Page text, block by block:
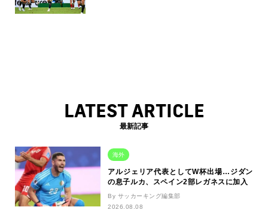
LATEST ARTICLE
最新記事
海外
アルジェリア代表としてW杯出場…ジダン
の息子ルカ、スペイン2部レガネスに加入
By サッカーキング編集部
2026.08.08